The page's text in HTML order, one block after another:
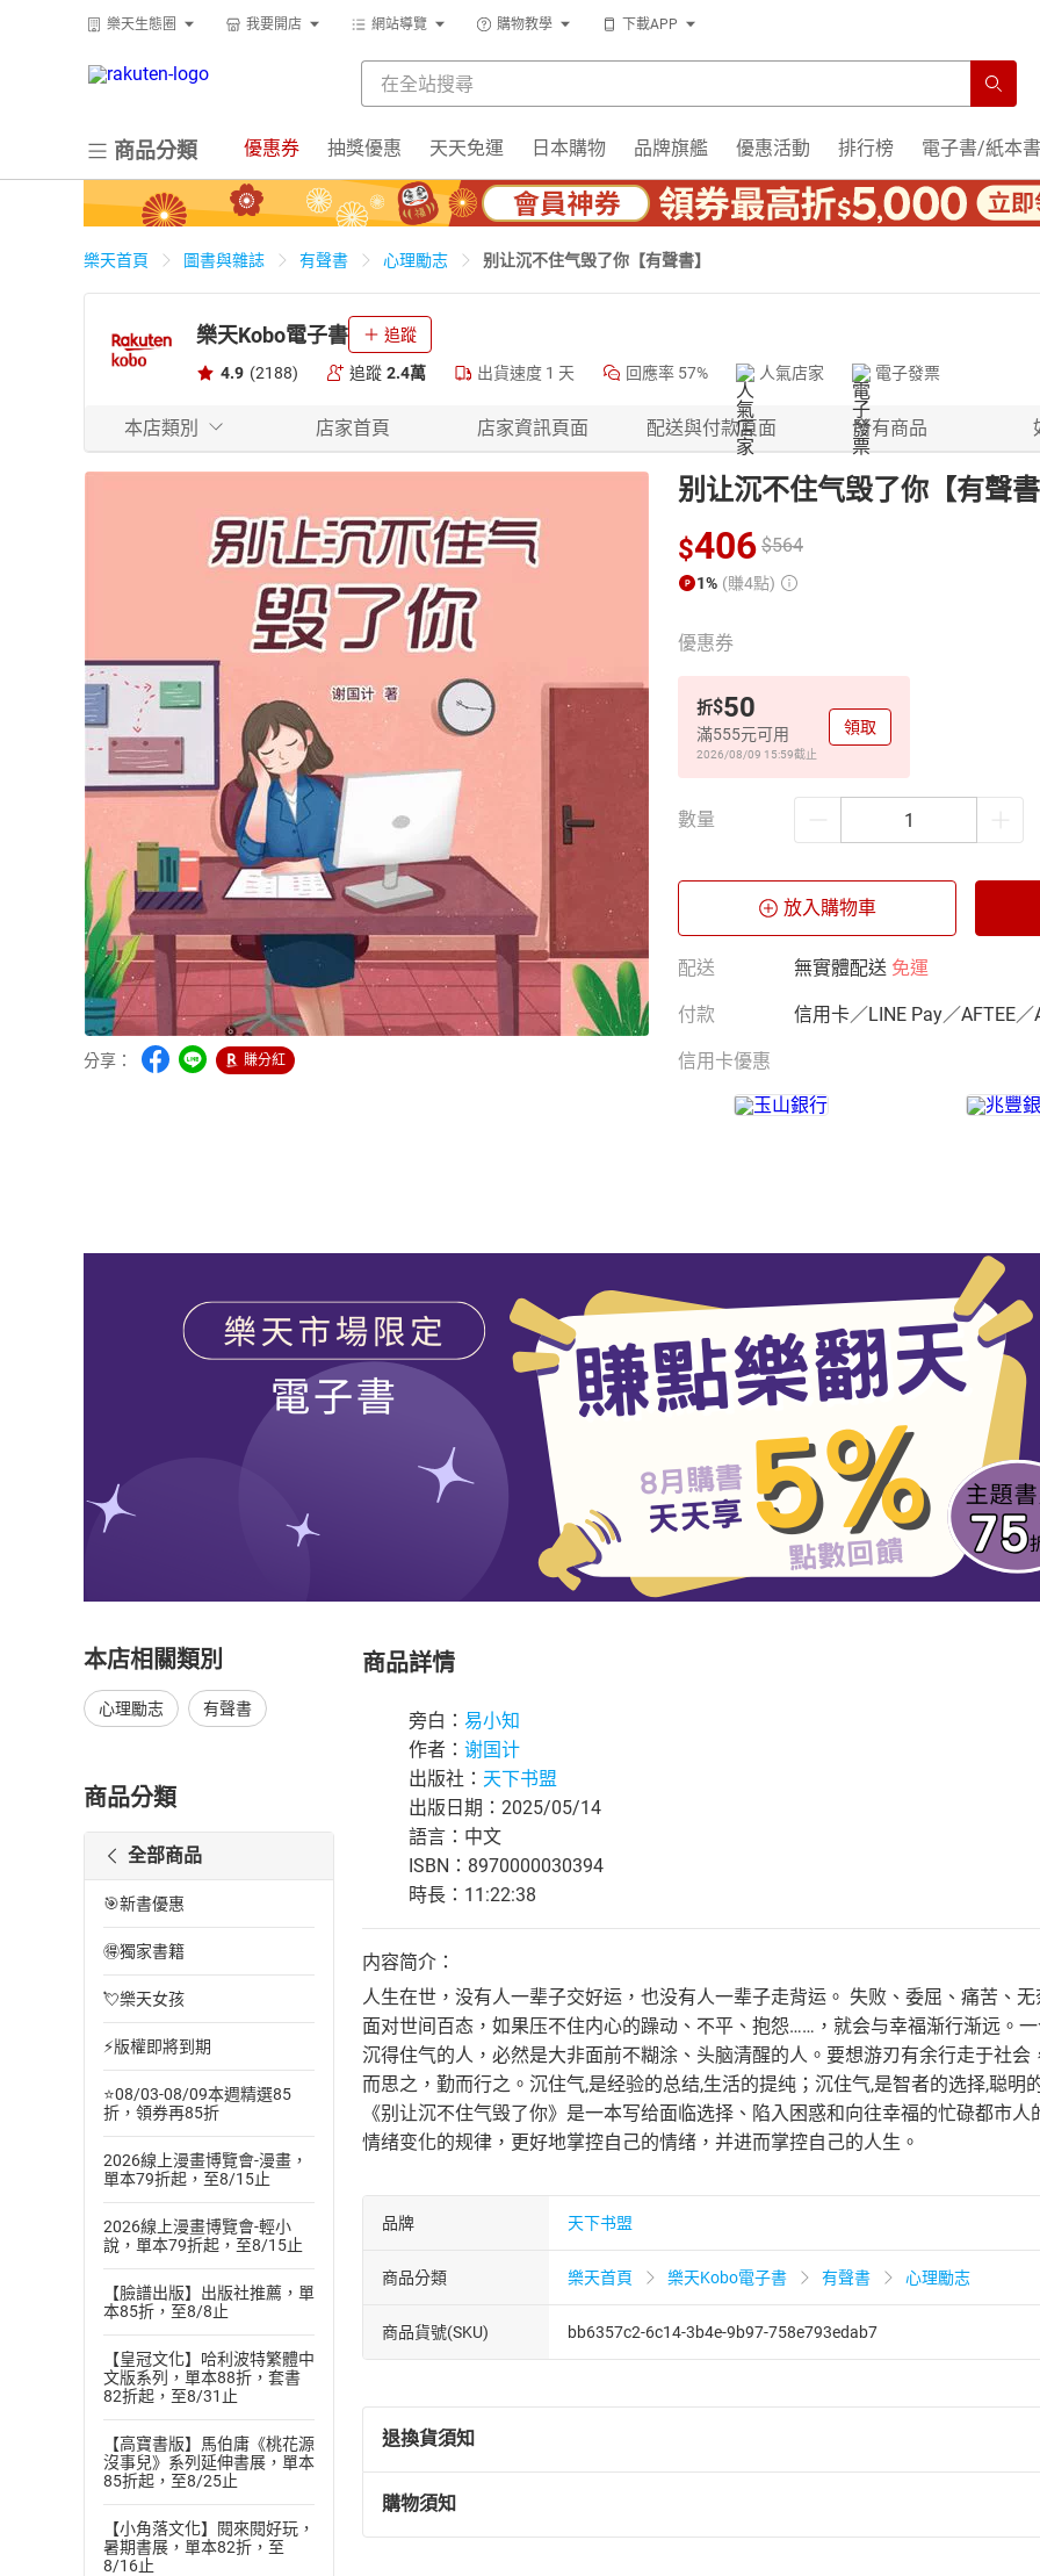
樂天生態圈 我要開店 網站導覽 購物教學 下載APP
商品分類 優惠券 抽獎優惠 天天免運 日本購物 品牌旗艦 優惠活動 排行榜 電子書/紙本書
樂天首頁 圖書與雜誌 有聲書 心理勵志 别让沉不住气毁了你【有聲書】
樂天Kobo電子書 追蹤
4.9 (2188) 追蹤 2.4萬 出貨速度 1 天 回應率 57% 人氣店家 電子發票
本店類別 店家首頁 店家資訊頁面 配送與付款頁面 所有商品
分享： 賺分紅
别让沉不住气毁了你【有聲
$406 $564
1% (賺4點)
優惠券
折$50
滿555元可用
2026/08/09 15:59截止
領取
數量
放入購物車
配送 無實體配送 免運
付款 信用卡／LINE Pay／AFTEE／
信用卡優惠
本店相關類別
心理勵志 有聲書
商品分類
全部商品
🎯新書優惠
🉐獨家書籍
💘樂天女孩
⚡版權即將到期
⭐08/03-08/09本週精選85
折，領券再85折
2026線上漫畫博覽會-漫畫，
單本79折起，至8/15止
2026線上漫畫博覽會-輕小
說，單本79折起，至8/15止
【臉譜出版】出版社推薦，單
本85折，至8/8止
【皇冠文化】哈利波特繁體中
文版系列，單本88折，套書
82折起，至8/31止
【高寶書版】馬伯庸《桃花源
沒事兒》系列延伸書展，單本
85折起，至8/25止
【小角落文化】閱來閱好玩，
暑期書展，單本82折，至
8/16止
商品詳情
旁白： 易小知
作者： 谢国计
出版社： 天下书盟
出版日期：2025/05/14
語言：中文
ISBN：8970000030394
時長：11:22:38
内容简介：
人生在世，没有人一辈子交好运，也没有人一辈子走背运。 失败、委屈、痛苦、
面对世间百态，如果压不住内心的躁动、不平、抱怨……，就会与幸福渐行渐远。
沉得住气的人，必然是大非面前不糊涂、头脑清醒的人。要想游刃有余行走于社
而思之，勤而行之。沉住气,是经验的总结,生活的提纯；沉住气,是智者的选择,聪明
《别让沉不住气毁了你》是一本写给面临选择、陷入困惑和向往幸福的忙碌都市
情绪变化的规律，更好地掌控自己的情绪，并进而掌控自己的人生。
品牌 天下书盟
商品分類 樂天首頁 樂天Kobo電子書 有聲書 心理勵志
商品貨號(SKU) bb6357c2-6c14-3b4e-9b97-758e793edab7
退換貨須知
退換貨規定：
(一)依消費者保護法第19條第1項後段暨通訊交易解除權合理例外情事適用
購物須知